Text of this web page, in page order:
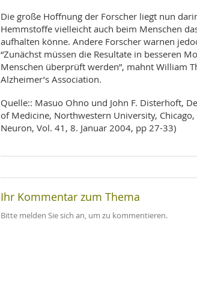
Die große Hoffnung der Forscher liegt nun
Hemmstoffe vielleicht auch beim Menschen
aufhalten könne. Andere Forscher warnen
“Zunächst müssen die Resultate in besseren
Menschen überprüft werden”, mahnt William
Alzheimer’s Association.
Quelle:: Masuo Ohno und John F. Disterhoft,
of Medicine, Northwestern University,
Neuron, Vol. 41, 8. Januar 2004, pp 27-33)
Ihr Kommentar zum Thema
Bitte melden Sie sich an, um zu kommentieren.